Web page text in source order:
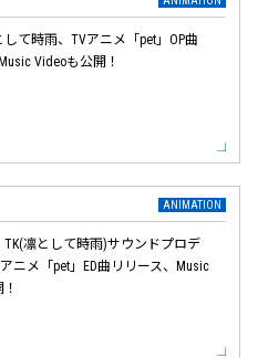
して時雨、TVアニメ「pet」OP曲
Videoも公開！
TK(凛として時雨)サウンドプロデ
ニメ「pet」ED曲リリース、Music